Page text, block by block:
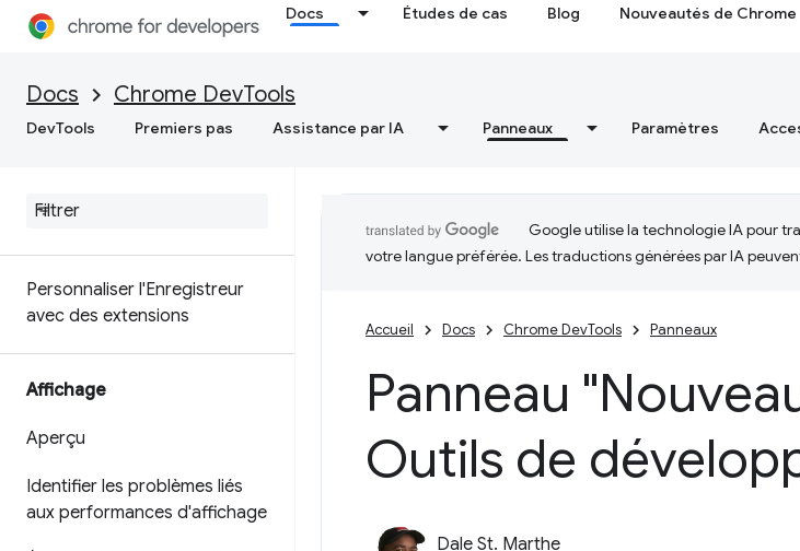
Docs Études de cas Blog Nouveautés de Chrome
Docs Chrome DevTools
DevTools Premiers pas Assistance par IA Panneaux Paramètres
Enregistreur
Documentation de référence
Personnaliser l'Enregistreur
avec des extensions
Affichage
Aperçu
Identifier les problèmes liés
aux performances d'affichage
Google utilise la technologie IA pour
votre langue préférée. Les traductions générées par IA
Accueil Docs Chrome DevTools Panneaux
Panneau
Outils de
Dale St. Marthe